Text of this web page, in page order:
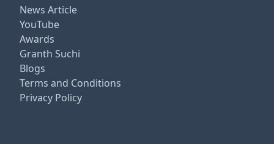
News Article
YouTube
Awards
Granth Suchi
Blogs
Terms and Conditions
Privacy Policy